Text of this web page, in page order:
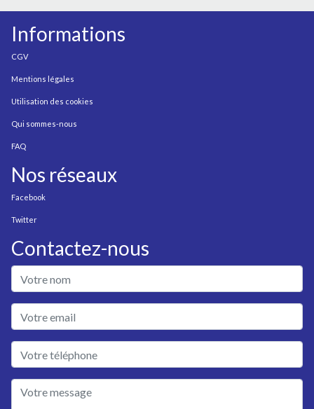
Informations
CGV
Mentions légales
Utilisation des cookies
Qui sommes-nous
FAQ
Nos réseaux
Facebook
Twitter
Contactez-nous